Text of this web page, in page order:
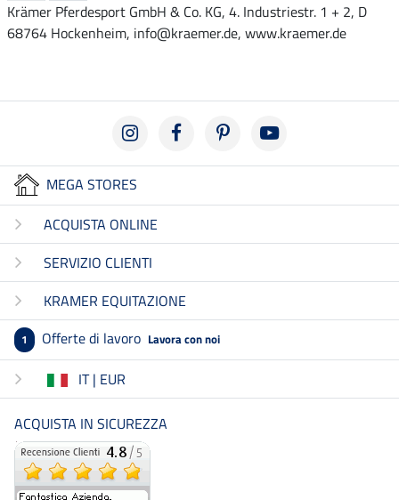
Krämer Pferdesport GmbH & Co. KG, 4. Industriestr. 1 + 2, D
68764 Hockenheim, info@kraemer.de, www.kraemer.de
MEGA STORES
ACQUISTA ONLINE
SERVIZIO CLIENTI
KRAMER EQUITAZIONE
1 Offerte di lavoro Lavora con noi
IT | EUR
ACQUISTA IN SICUREZZA